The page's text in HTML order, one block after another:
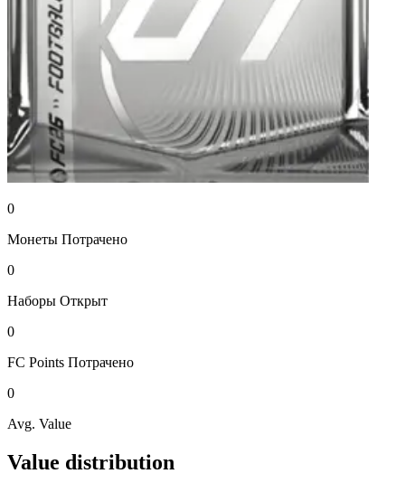
0
Монеты Потрачено
0
Наборы Открыт
0
FC Points Потрачено
0
Avg. Value
Value distribution